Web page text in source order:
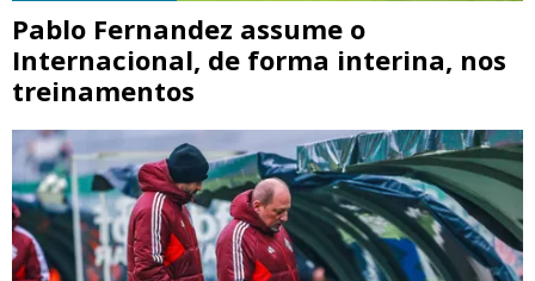
Pablo Fernandez assume o
Internacional, de forma interina, nos
treinamentos